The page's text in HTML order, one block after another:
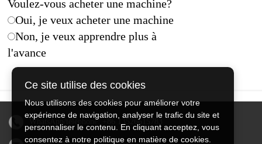
Voulez-vous acheter une machine?
Oui, je veux acheter une machine
Non, je veux apprendre plus à
l'avance
WhatsApp/téléphone: +86 13526615783
Ce site utilise des cookies
Nous utilisons des cookies pour améliorer votre
expérience de navigation, analyser le trafic du site et
personnaliser le contenu. En cliquant acceptez, vous
consentez à notre politique en matière de cookies.